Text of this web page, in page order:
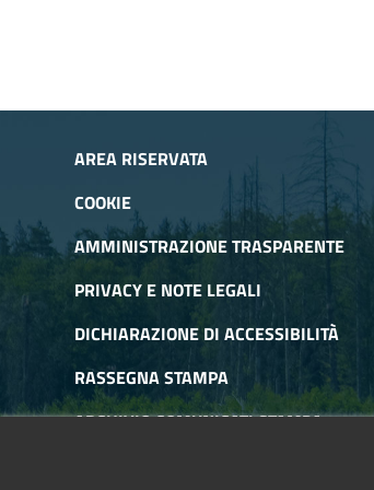
AREA RISERVATA
COOKIE
AMMINISTRAZIONE TRASPARENTE
PRIVACY E NOTE LEGALI
DICHIARAZIONE DI ACCESSIBILITÀ
RASSEGNA STAMPA
ARCHIVIO COMUNICATI STAMPA